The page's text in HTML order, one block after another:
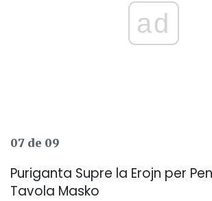
ad
07 de 09
Puriganta Supre la Erojn per
Tavola Masko